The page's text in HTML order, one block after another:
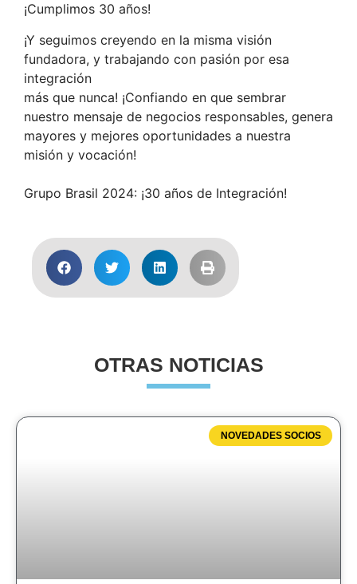
¡Cumplimos 30 años!
¡Y seguimos creyendo en la misma visión
fundadora, y trabajando con pasión por esa
integración
más que nunca! ¡Confiando en que sembrar
nuestro mensaje de negocios responsables, genera
mayores y mejores oportunidades a nuestra
misión y vocación!
Grupo Brasil 2024: ¡30 años de Integración!
OTRAS NOTICIAS
NOVEDADES SOCIOS